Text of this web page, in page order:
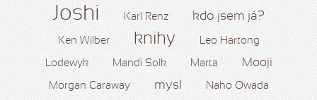
Joshi Karl Renz kdo jsem já?
Ken Wilber knihy Leo Hartong
Lodewyk Mandi Solk Marta Mooji
Morgan Caraway mysl Naho Owada